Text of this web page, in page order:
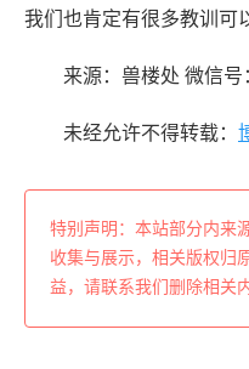
我们也肯定有很多教训可
来源：兽楼处 微信
未经允许不得转载：
特别声明：本站部分内来
收集与展示，相关版权归
益，请联系我们删除相关